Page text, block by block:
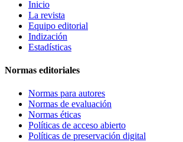
Inicio
La revista
Equipo editorial
Indización
Estadísticas
Normas editoriales
Normas para autores
Normas de evaluación
Normas éticas
Políticas de acceso abierto
Políticas de preservación digital